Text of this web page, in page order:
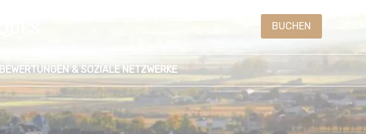
BUCHEN
BEWERTUNGEN & SOZIALE NETZWERKE